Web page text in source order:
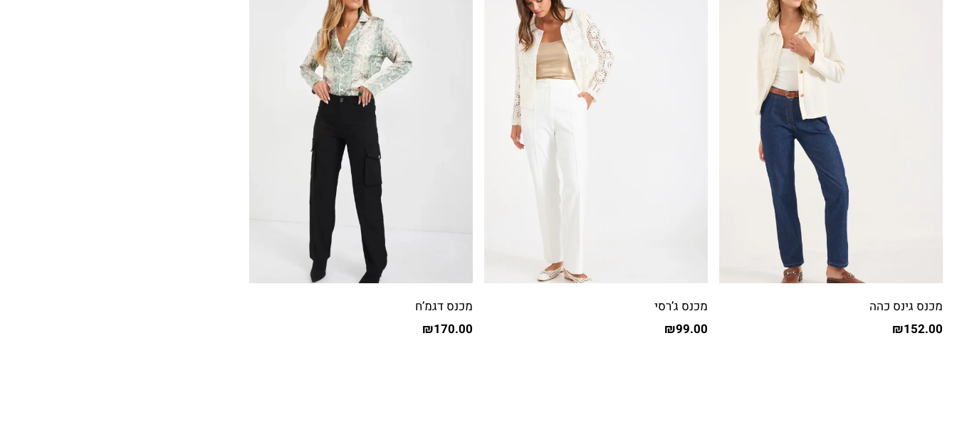
מכנס גינס כהה
₪152.00
מכנס ג’רסי
₪99.00
מכנס דגמ’ח
₪170.00